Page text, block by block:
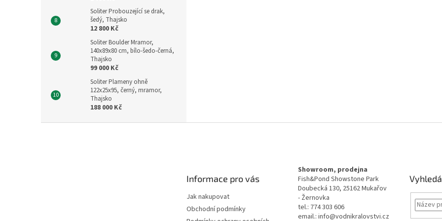
Soliter Probouzející se drak,
šedý, Thajsko
12 800 Kč
Soliter Boulder Mramor,
140x89x80 cm, bílo-šedo-černá,
Thajsko
99 000 Kč
Soliter Plameny ohně
122x25x95, černý, mramor,
Thajsko
188 000 Kč
Informace pro vás
Jak nakupovat
Obchodní podmínky
Showroom, prodejna
Fish&Pond Showstone Park
Doubecká 130, 25162 Mukařov
- Žernovka
tel.: 774 303 606
email.: info@vodnikralovstvi.cz